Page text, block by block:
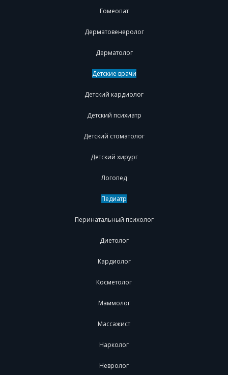
Гомеопат
Дерматовенеролог
Дерматолог
Детские врачи
Детский кардиолог
Детский психиатр
Детский стоматолог
Детский хирург
Логопед
Педиатр
Перинатальный психолог
Диетолог
Кардиолог
Косметолог
Маммолог
Массажист
Нарколог
Невролог